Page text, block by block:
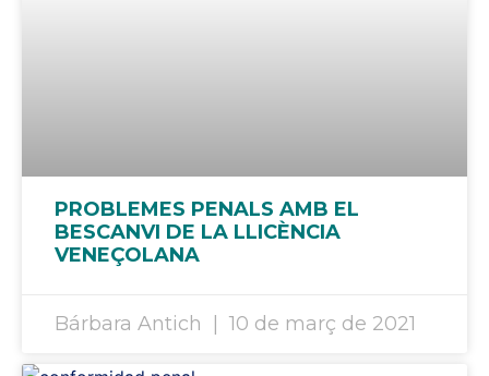
PROBLEMES PENALS AMB EL
BESCANVI DE LA LLICÈNCIA
VENEÇOLANA
Bárbara Antich 10 de març de 2021